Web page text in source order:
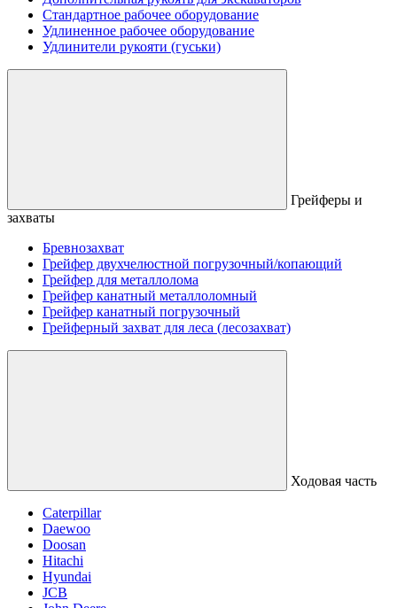
Стандартное рабочее оборудование
Удлиненное рабочее оборудование
Удлинители рукояти (гуськи)
Грейферы и
захваты
Бревнозахват
Грейфер двухчелюстной погрузочный/копающий
Грейфер для металлолома
Грейфер канатный металлоломный
Грейфер канатный погрузочный
Грейферный захват для леса (лесозахват)
Ходовая часть
Caterpillar
Daewoo
Doosan
Hitachi
Hyundai
JCB